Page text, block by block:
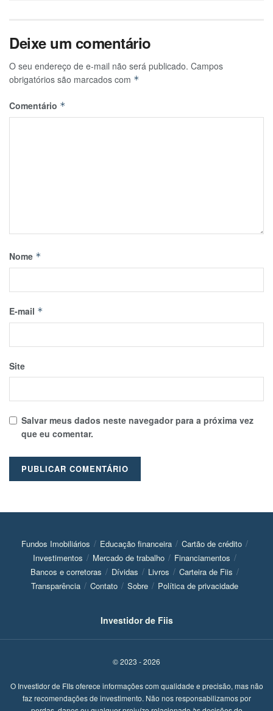
Deixe um comentário
O seu endereço de e-mail não será publicado. Campos
obrigatórios são marcados com *
Comentário *
Nome *
E-mail *
Site
Salvar meus dados neste navegador para a próxima vez
que eu comentar.
Fundos Imobiliários Educação financeira
Cartão de crédito
Investimentos
Mercado de trabalho
Financiamentos
Bancos e corretoras
Dívidas Livros
Carteira de Fiis
Transparência
Contato Sobre Política de privacidade
Investidor de Fiis
© 2023 - 2026
O Investidor de FIIs oferece informações com qualidade e precisão, mas não
faz recomendações de investimento. Não nos responsabilizamos por